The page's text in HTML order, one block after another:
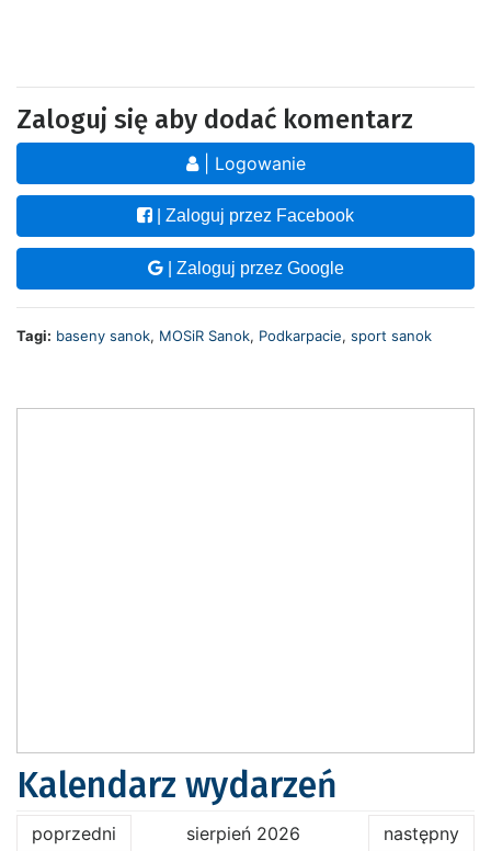
Zaloguj się aby dodać komentarz
| Logowanie
| Zaloguj przez Facebook
| Zaloguj przez Google
Tagi: baseny sanok, MOSiR Sanok, Podkarpacie, sport sanok
Kalendarz wydarzeń
poprzedni sierpień 2026 następny